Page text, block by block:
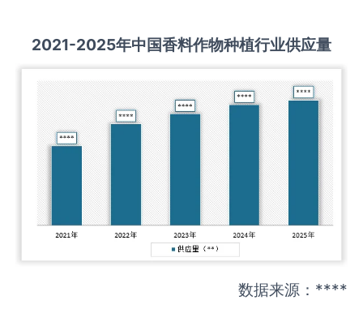
2021-2025年中国香料作物种植行业供应量
数据来源：****